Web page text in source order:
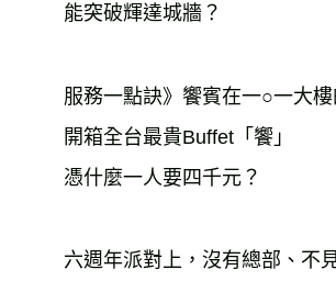
能突破輝達城牆？
服務一點訣》饗賓在一○一大
開箱全台最貴Buffet「饗」
憑什麼一人要四千元？
六週年派對上，沒有總部、不